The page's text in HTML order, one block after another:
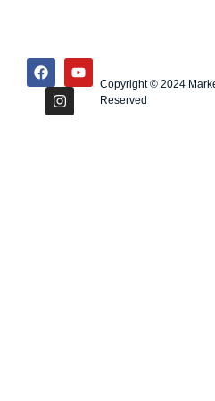
Copyright © 2024
Reserved